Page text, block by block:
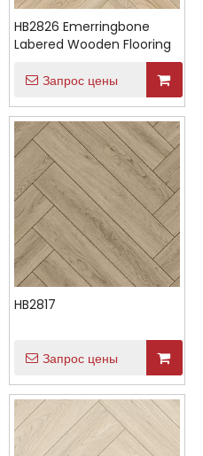
HB2826 Emerringbone
Labered Wooden Flooring
Запрос цены
HB2817
Запрос цены